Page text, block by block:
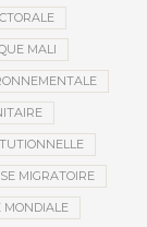
MALI
MIGRATOIRE
MONDIALE